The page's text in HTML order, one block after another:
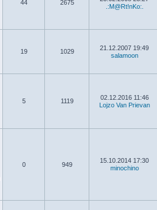
44 2675
.:M@Rt!nKo:.
19 1029
21.12.2007 19:49
salamoon
5 1119
02.12.2016 11:46
Lojzo Van Prievan
0 949
15.10.2014 17:30
minochino